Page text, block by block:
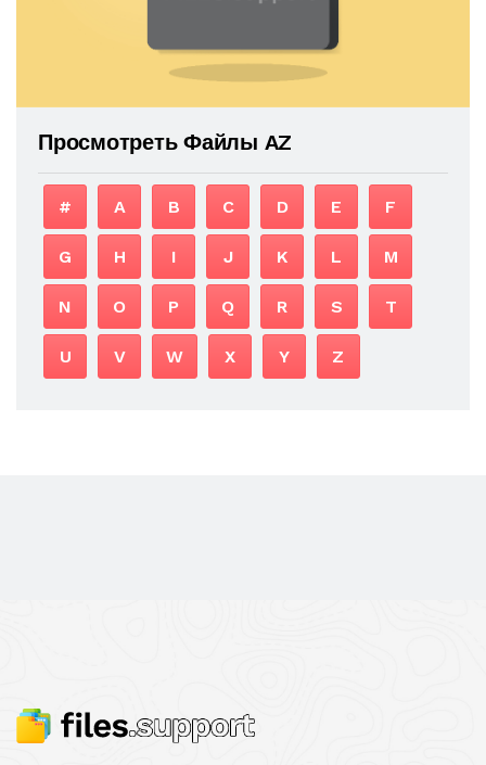
Просмотреть Файлы AZ
# A B C D E F
G H I J K L M
N O P Q R S T
U V W X Y Z